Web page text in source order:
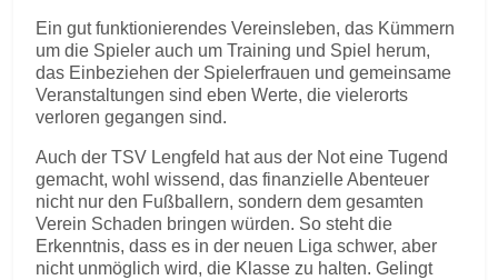
Ein gut funktionierendes Vereinsleben, das Kümmern
um die Spieler auch um Training und Spiel herum,
das Einbeziehen der Spielerfrauen und gemeinsame
Veranstaltungen sind eben Werte, die vielerorts
verloren gegangen sind.
Auch der TSV Lengfeld hat aus der Not eine Tugend
gemacht, wohl wissend, das finanzielle Abenteuer
nicht nur den Fußballern, sondern dem gesamten
Verein Schaden bringen würden. So steht die
Erkenntnis, dass es in der neuen Liga schwer, aber
nicht unmöglich wird, die Klasse zu halten. Gelingt